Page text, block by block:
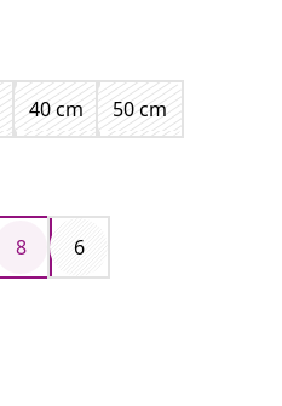
40 cm
50 cm
8 6